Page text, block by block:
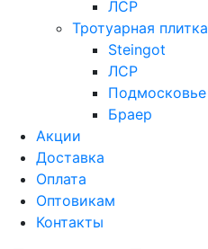
ЛСР
Тротуарная плитка
Steingot
ЛСР
Подмосковье
Браер
Акции
Доставка
Оплата
Оптовикам
Контакты